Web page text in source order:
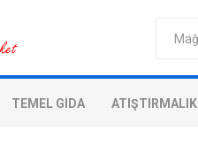
TEMEL GIDA ATIŞTIRMALIK